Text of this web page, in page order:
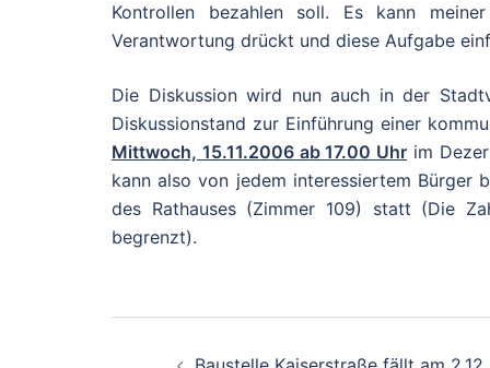
Kontrollen bezahlen soll. Es kann
Verantwortung drückt und diese Aufgabe
Die Diskussion wird nun auch in der
Diskussionstand zur Einführung einer
Mittwoch, 15.11.2006 ab 17.00 Uhr im
kann also von jedem interessiertem Bürger
des Rathauses (Zimmer 109) statt (Die
begrenzt).